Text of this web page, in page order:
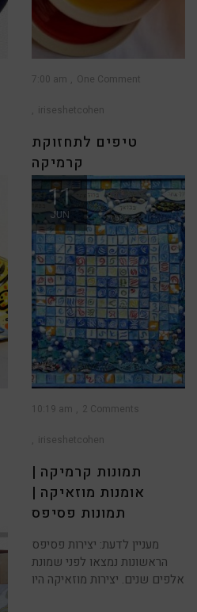
7:00 am One Comment
iriseshetcohen
טיפים לתחזוקת
קרמיקה
האם מותר לאכול ולשתות בכלי
קרמיקה, האם הם יעילים לתנור
ולמיקרוגל, ומה
11
JUN
10:19 am 2 Comments
iriseshetcohen
תמונות קרמיקה |
אומנות מוזאיקה |
תמונות פסיפס
מעניין לדעת: יצירות פסיפס
הראשונות נמצאו לפני שמונת
אלפים שנים. יצירות מוזאיקה היו